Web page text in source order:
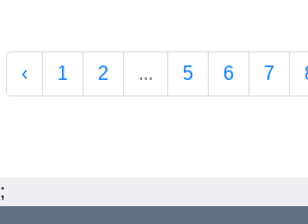
‹ 1 2 ... 5 6 7
;